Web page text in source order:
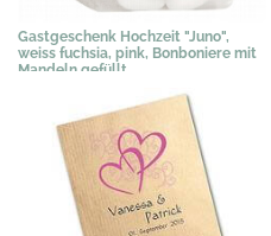
Gastgeschenk Hochzeit "Juno",
weiss fuchsia, pink, Bonboniere mit
Mandeln gefüllt